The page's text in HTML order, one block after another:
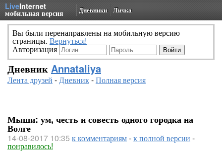
LiveInternet
мобильная версия Дневники Личка
Вы были перенаправлены на мобильную версию
страницы. Вернуться!
Авторизация
Дневник Annataliya
Лента друзей -Дневник-Полная версия
Мыши: ум, честь и совесть одного городка на
Волге
14-08-2017 10:35 к комментариям-к полной версии -
понравилось!